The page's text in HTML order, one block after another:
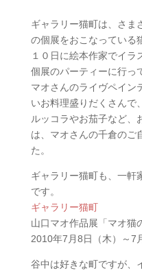
ギャラリー猫町は、さま
の個展をおこなっている
１０日に絵本作家でイ
個展のパーティーに行っ
マオさんのライヴペイン
いお料理盛りだくさんで
ルッコラやお茄子など、
は、マオさんの千倉のご
た。
ギャラリー猫町も、一軒
です。
ギャラリー猫町
山口マオ作品展「マオ猫
2010年7月8日（木）～7
谷中は好きな町ですが、